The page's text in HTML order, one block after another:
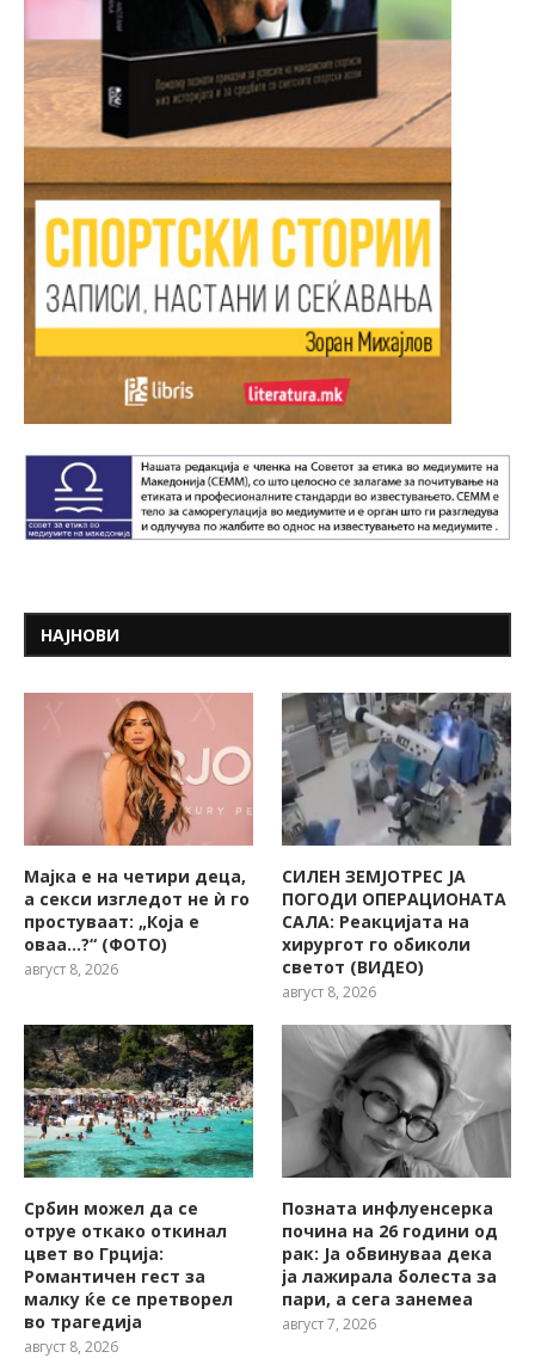
НАЈНОВИ
Мајка е на четири деца,
а секси изгледот не ѝ го
простуваат: „Која е
оваа…?“ (ФОТО)
август 8, 2026
СИЛЕН ЗЕМЈОТРЕС ЈА
ПОГОДИ ОПЕРАЦИОНАТА
САЛА: Реакцијата на
хирургот го обиколи
светот (ВИДЕО)
август 8, 2026
Србин можел да се
отруе откако откинал
цвет во Грција:
Романтичен гест за
малку ќе се претворел
во трагедија
август 8, 2026
Позната инфлуенсерка
почина на 26 години од
рак: Ја обвинуваа дека
ја лажирала болеста за
пари, а сега занемеа
август 7, 2026